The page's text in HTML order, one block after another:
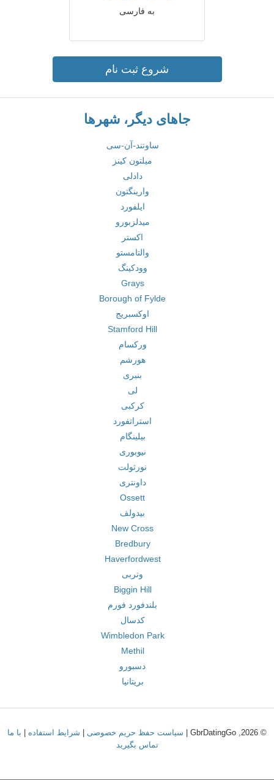
به فارسی
شروع ثبت نام
جاهای دیگر، شهرها
ساوتند-آن-سی
میلتون کینز
دادلی
وارینگتون
ایلفورد
میدلزبورو
اکستر
والتامستو
وودکینگ
Grays
Borough of Fylde
اوکسبریج
Stamford Hill
ورکسام
هورشم
بنبری
لی
کرکبی
استراتفورد
بیلینگام
نیوبوری
نورثولت
داونتری
Ossett
بیدولف
New Cross
Bredbury
Haverfordwest
وتربی
Biggin Hill
بلندفورد فورم
کدسال
Wimbledon Park
Methil
دسبورو
بریتانیا
© 2026, GbrDatingGo | سیاست حفظ حریم خصوصی شرایط استفاده
با ما
تماس بگیرید